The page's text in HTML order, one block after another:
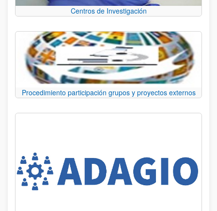
Centros de Investigación
Procedimiento participación grupos y proyectos externos